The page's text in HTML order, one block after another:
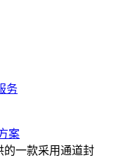
务
案
的一款采用通道封